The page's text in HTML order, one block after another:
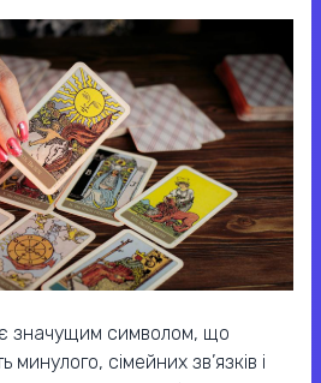
є значущим символом, що
минулого, сімейних зв’язків і